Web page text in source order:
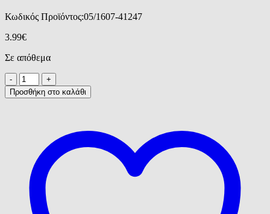
Κωδικός Προϊόντος:05/1607-41247
3.99€
Σε απόθεμα
Προσθήκη στο καλάθι